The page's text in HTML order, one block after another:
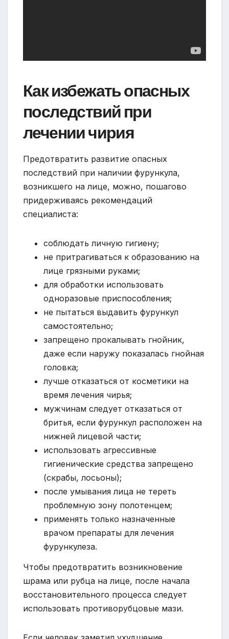
Как избежать опасных
последствий при
лечении чирия
Предотвратить развитие опасных
последствий при наличии фурункула,
возникшего на лице, можно, пошагово
придерживаясь рекомендаций
специалиста:
соблюдать личную гигиену;
не притрагиваться к образованию на
лице грязными руками;
для обработки использовать
одноразовые приспособления;
не пытаться выдавить фурункул
самостоятельно;
запрещено прокалывать гнойник,
даже если наружу показалась гнойная
головка;
лучше отказаться от косметики на
время лечения чирья;
мужчинам следует отказаться от
бритья, если фурункул расположен на
нижней лицевой части;
использовать агрессивные
гигиенические средства запрещено
(скрабы, лосьоны);
после умывания лица не тереть
проблемную зону полотенцем;
применять только назначенные
врачом препараты для лечения
фурункулеза.
Чтобы предотвратить возникновение
шрама или рубца на лице, после начала
восстановительного процесса следует
использовать противорубцовые мази.